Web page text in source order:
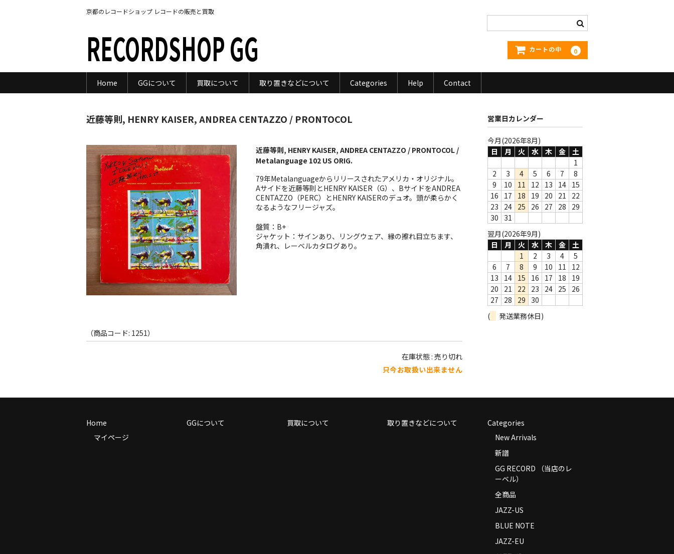
京都のレコードショップ レコードの販売と買取
RECORDSHOP GG カートの中 0
Home GGについて 買取について 取り置きなどについて Categories Help Contact
近藤等則, HENRY KAISER, ANDREA CENTAZZO / PRONTOCOL
近藤等則, HENRY KAISER, ANDREA CENTAZZO / PRONTOCOL /
Metalanguage 102 US ORIG.
79年Metalanguageからリリースされたアメリカ・オリジナル。
Aサイドを近藤等則とHENRY KAISER（G）、BサイドをANDREA
CENTAZZO（PERC）とHENRY KAISERのデュオ。頭が柔らかく
なるようなフリージャズ。
盤質：B+
ジャケット：サインあり、リングウェア、縁の擦れ目立ちます、
角潰れ、レーベルカタログあり。
（商品コード: 1251）
在庫状態 : 売り切れ
只今お取扱い出来ません
営業日カレンダー
今月(2026年8月)
日
月 火 水 木 金
土
1
2
3 4 5 6 7
8
9
10 11 12 13 14 15
16
17 18 19 20 21
22
23
24 25 26 27 28
29
30
31
翌月(2026年9月)
日
月 火 水 木 金
土
1
2 3 4
5
6
7 8 9 10 11
12
13
14 15 16 17 18
19
20
21 22 23 24 25
26
27
28 29
30
(
発送業務休日)
Home
マイページ
GGについて 買取について 取り置きなどについて
Categories
New Arrivals
新譜
GG RECORD （当店のレ
ーベル）
全商品
JAZZ-US
BLUE NOTE
JAZZ-EU